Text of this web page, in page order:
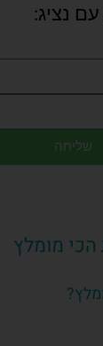
נציג:
שליחה